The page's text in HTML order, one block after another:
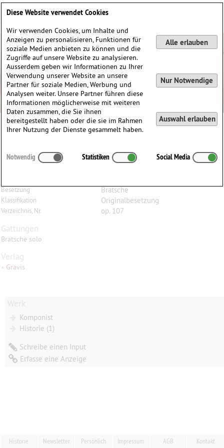
Strophen, op. 107, für Bratsche solo
Besetzung Bratsche
Klassifikation Originalbesetzung
Verzeichnis, Nr. op. 107
Gattungen
Bratsche solo
Verlag
• Gravis
Komponist
Historie (1)
Schreibe einen Input
Erfasse eine Anzeige
Historie Newsletter Persönlich Impressum AGB Kontakt
Diese Website verwendet Cookies
Wir verwenden Cookies, um Inhalte und
Anzeigen zu personalisieren, Funktionen für
soziale Medien anbieten zu können und die
Zugriffe auf unsere Website zu analysieren.
Ausserdem geben wir Informationen zu Ihrer
Verwendung unserer Website an unsere
Partner für soziale Medien, Werbung und
Analysen weiter. Unsere Partner führen diese
Informationen möglicherweise mit weiteren
Daten zusammen, die Sie ihnen
bereitgestellt haben oder die sie im Rahmen
Ihrer Nutzung der Dienste gesammelt haben.
Alle erlauben
Nur Notwendige
Auswahl erlauben
Notwendig Statistiken Social Media